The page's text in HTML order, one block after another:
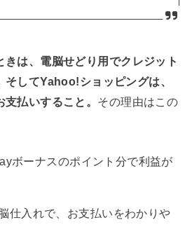
きは、電脳せどり用でクレジット
そしてYahoo!ショッピングは、
支払いすること。 その理由はこの
ボーナスのポイント分で利益が
仕入れで、お支払いをわかりや